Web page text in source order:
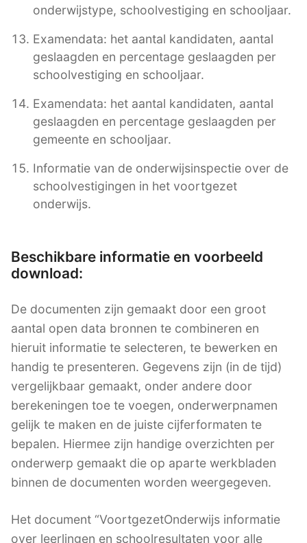
onderwijstype, schoolvestiging en schooljaar.
Examendata: het aantal kandidaten, aantal
geslaagden en percentage geslaagden per
schoolvestiging en schooljaar.
Examendata: het aantal kandidaten, aantal
geslaagden en percentage geslaagden per
gemeente en schooljaar.
Informatie van de onderwijsinspectie over de
schoolvestigingen in het voortgezet
onderwijs.
Beschikbare informatie en voorbeeld
download:
De documenten zijn gemaakt door een groot
aantal open data bronnen te combineren en
hieruit informatie te selecteren, te bewerken en
handig te presenteren. Gegevens zijn (in de tijd)
vergelijkbaar gemaakt, onder andere door
berekeningen toe te voegen, onderwerpnamen
gelijk te maken en de juiste cijferformaten te
bepalen. Hiermee zijn handige overzichten per
onderwerp gemaakt die op aparte werkbladen
binnen de documenten worden weergegeven.
Het document “VoortgezetOnderwijs informatie
over leerlingen en schoolresultaten voor alle